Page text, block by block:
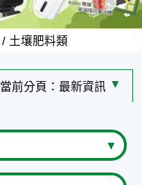
土壤肥料類
當前分頁： 最新資訊選擇